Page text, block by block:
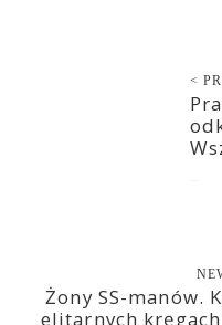
<
Żony SS-manów.
elitarnych